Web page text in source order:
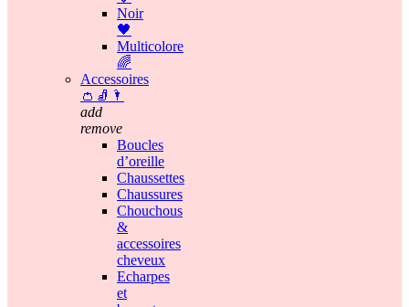
Noir
🖤
Multicolore
🌈
Accessoires
👛🧦🌂
add
remove
Boucles
d’oreille
Chaussettes
Chaussures
Chouchous
&
accessoires
cheveux
Echarpes
et